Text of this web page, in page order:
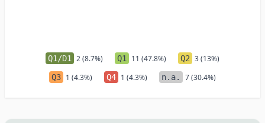
Q1/D1 2 (8.7%) Q1 11 (47.8%) Q2 3 (13%)
Q3 1 (4.3%) Q4 1 (4.3%) n.a. 7 (30.4%)